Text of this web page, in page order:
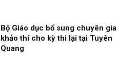
Bộ Giáo dục bổ sung chuyên gia
khảo thí cho kỳ thi lại tại Tuyên
Quang